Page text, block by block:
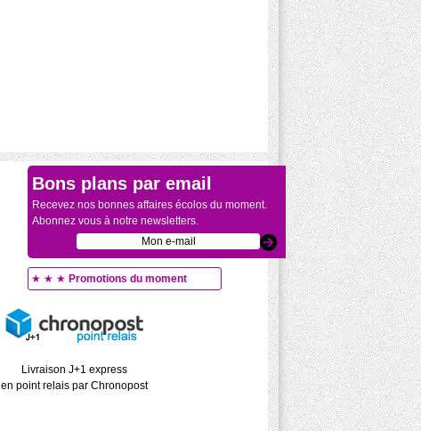
Bons plans par email
Recevez nos bonnes affaires écolos du moment.
Abonnez vous à notre newsletters.
★ ★ ★ Promotions du moment
Livraison J+1 express
en point relais par Chronopost